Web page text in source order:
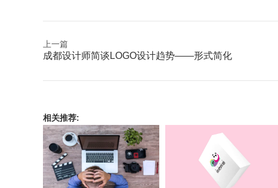
上一篇
成都设计师简谈LOGO设计趋势——形式简化
相关推荐: